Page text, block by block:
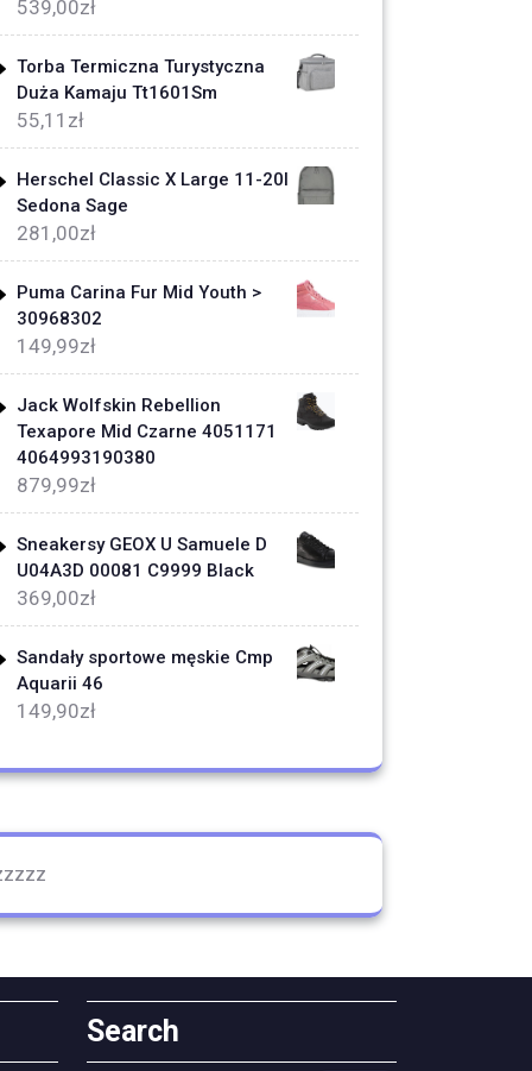
539,00zł
Torba Termiczna Turystyczna
Duża Kamaju Tt1601Sm
55,11 zł
Herschel Classic X Large 11-20l
Sedona Sage
281,00zł
Puma Carina Fur Mid Youth >
30968302
149,99zł
Jack Wolfskin Rebellion
Texapore Mid Czarne 4051171
4064993190380
879,99zł
Sneakersy GEOX U Samuele D
U04A3D 00081 C9999 Black
369,00zł
Sandały sportowe męskie Cmp
Aquarii 46
149,90zł
Search